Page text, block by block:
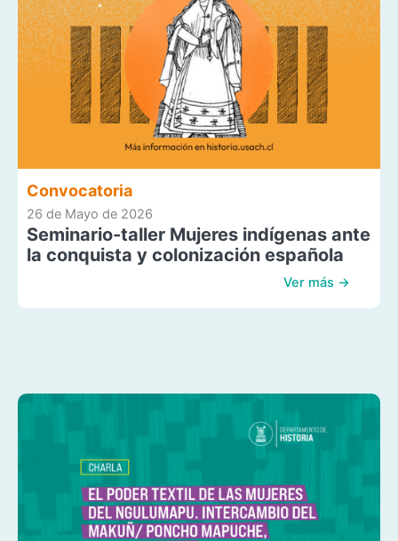
Convocatoria
26 de Mayo de 2026
Seminario-taller Mujeres indígenas ante
la conquista y colonización española
Ver más →